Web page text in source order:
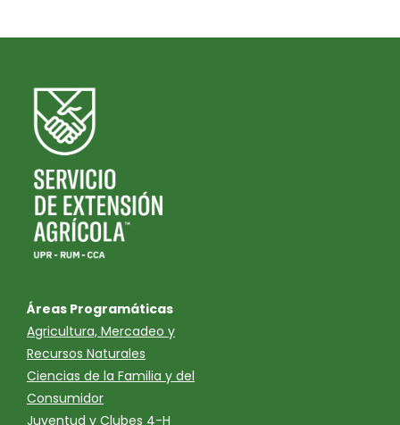
Áreas Programáticas
Agricultura, Mercadeo y
Recursos Naturales
Ciencias de la Familia y del
Consumidor
Juventud y Clubes 4-H